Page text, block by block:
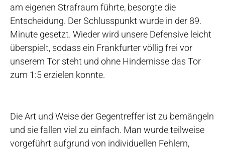
am eigenen Strafraum führte, besorgte die
Entscheidung. Der Schlusspunkt wurde in der 89.
Minute gesetzt. Wieder wird unsere Defensive leicht
überspielt, sodass ein Frankfurter völlig frei vor
unserem Tor steht und ohne Hindernisse das Tor
zum 1:5 erzielen konnte.
Die Art und Weise der Gegentreffer ist zu bemängeln
und sie fallen viel zu einfach. Man wurde teilweise
vorgeführt aufgrund von individuellen Fehlern,